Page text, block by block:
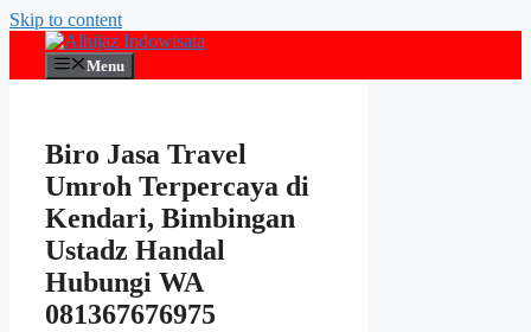
Skip to content
Menu
Biro Jasa Travel
Umroh Terpercaya di
Kendari, Bimbingan
Ustadz Handal
Hubungi WA
081367676975